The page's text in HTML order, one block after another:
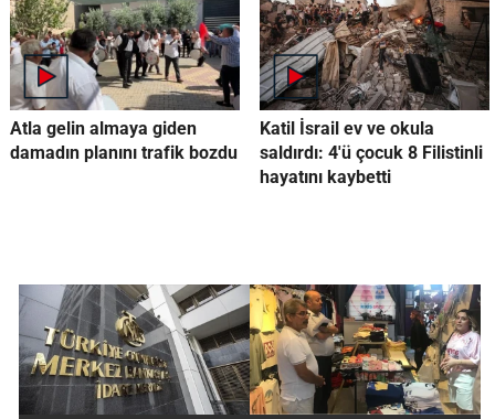
Atla gelin almaya giden
damadın planını trafik bozdu
Katil İsrail ev ve okula
saldırdı: 4'ü çocuk 8 Filistinli
hayatını kaybetti